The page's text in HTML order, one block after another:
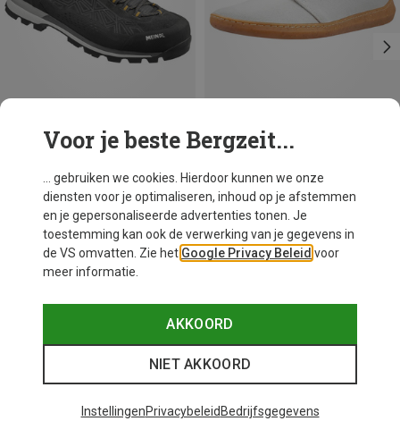
Maten
Heren Literock Free GTX Schoenen
€ 207,20
Je bespaart 19%
Voor je beste Bergzeit...
... gebruiken we cookies. Hierdoor kunnen we onze
diensten voor je optimaliseren, inhoud op je afstemmen
en je gepersonaliseerde advertenties tonen. Je
toestemming kan ook de verwerking van je gegevens in
de VS omvatten. Zie het Google Privacy Beleid voor
meer informatie.
AKKOORD
NIET AKKOORD
InstellingenPrivacybeleid Bedrijfsgegevens